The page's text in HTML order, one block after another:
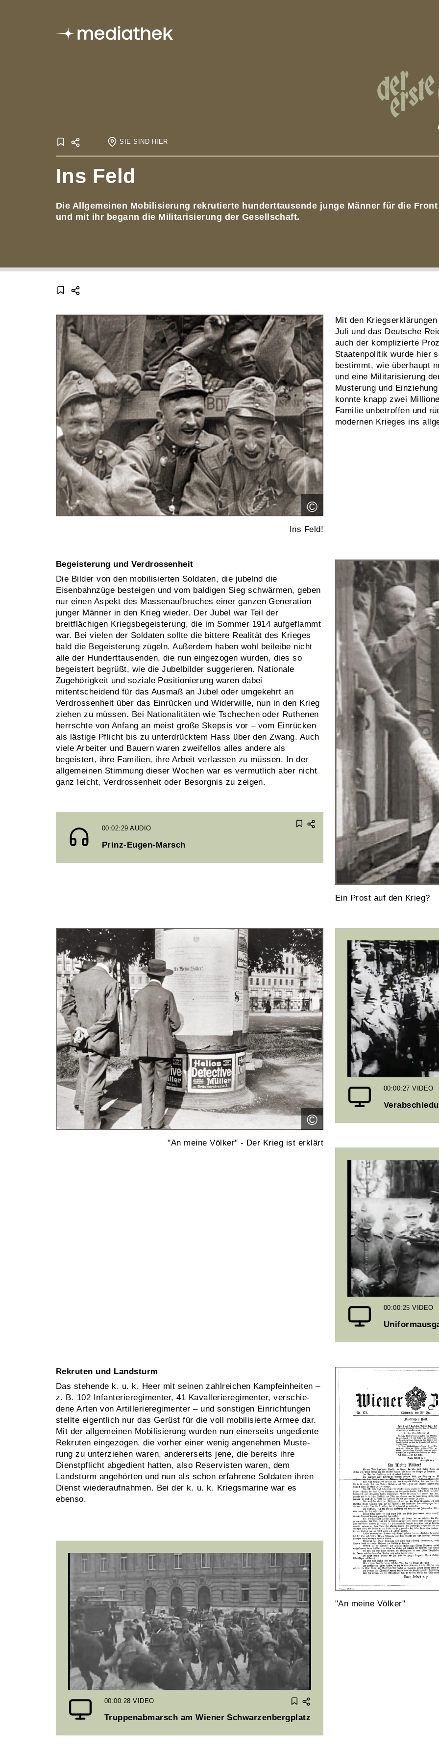
SIE SIND HIER
Startseite Onlineausstellungen
Ins Feld
Die Allgemeinen Mobilisierung rekrutierte hunderttausende junge Männer für die Front
und mit ihr begann die Militarisierung der Gesellschaft.
©
Ins Feld!
Mit den
Juli und das Deutsche
auch der komplizierte
Staatenpolitik wurde hier
bestimmt, wie überhaupt
und eine Militarisierung
Musterung und
konnte knapp zwei
Familie unbetroffen und
modernen Krieges ins
Begeisterung und Verdrossenheit
Die Bilder von den mobilisierten Soldaten, die jubelnd die
Eisenbahnzüge besteigen und vom baldigen Sieg schwärmen, geben
nur einen Aspekt des Massenaufbruches einer ganzen Generation
junger Männer in den Krieg wieder. Der Jubel war Teil der
breitflächigen Kriegsbegeisterung, die im Sommer 1914 aufgeflammt
war. Bei vielen der Soldaten sollte die bittere Realität des Krieges
bald die Begeisterung zügeln. Außerdem haben wohl beileibe nicht
alle der Hundert­tausenden, die nun eingezogen wurden, dies so
begeistert begrüßt, wie die Jubelbilder suggerieren. Nationale
Zugehörigkeit und soziale Positionierung waren dabei
mitentscheidend für das Ausmaß an Jubel oder umgekehrt an
Verdrossenheit über das Einrücken und Widerwille, nun in den Krieg
ziehen zu müssen. Bei Nationalitäten wie Tschechen oder Ruthenen
herrschte von Anfang an meist große Skepsis vor – vom Einrücken
als lästige Pflicht bis zu unterdrücktem Hass über den Zwang. Auch
viele Arbeiter und Bauern waren zweifellos alles andere als
begeistert, ihre Familien, ihre Arbeit verlassen zu müssen. In der
allgemeinen Stimmung dieser Wochen war es vermutlich aber nicht
ganz leicht, Verdrossenheit oder Besorgnis zu zeigen.
00:02:29AUDIO
Prinz-Eugen-Marsch
Ein Prost auf den Krieg?
©
"An meine Völker" - Der Krieg ist erklärt
00:00:27VIDEO
00:00:25VIDEO
Rekruten und Landsturm
Das stehende k. u. k. Heer mit seinen zahl­reichen Kampfeinheiten –
z. B. 102 Infan­te­rie­­regimenter, 41 Kavallerieregimenter, verschie­
dene Arten von Artillerieregimenter – und sonstigen Einrichtungen
stellte eigentlich nur das Gerüst für die voll mobi­li­sierte Armee dar.
Mit der allgemeinen Mobilisierung wurden nun einerseits unge­diente
Rekruten eingezogen, die vorher einer wenig angenehmen Muste­
rung zu unterziehen waren, andererseits jene, die bereits ihre
Dienstpflicht abgedient hatten, also Reservisten waren, dem
Landsturm ange­hörten und nun als schon erfahrene Soldaten ihren
Dienst wiederaufnahmen. Bei der k. u. k. Kriegsmarine war es
ebenso.
00:00:28VIDEO
Truppenabmarsch am Wiener Schwarzenbergplatz
"An meine Völker"